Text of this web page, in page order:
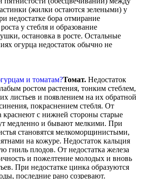
(жилки остаются зелеными) у
недостатке бора отмирание
у стебля и образование
остановка в росте. Остальные
огурца недостаток обычно не
Томат. Недостаток
ростом растения, тонким стеблем,
листьев и появлением на их обратной
покраснением стебля. От
краснеют с нижней стороны старые
медленно и бывают мелкими. При
становятся мелкоморщинистыми,
на кожуре. Недостаток кальция
гниль плодов. От недостатка железа
и пожелтение молодых и вновь
При недостатке цинка образуются
последние рано созревают.